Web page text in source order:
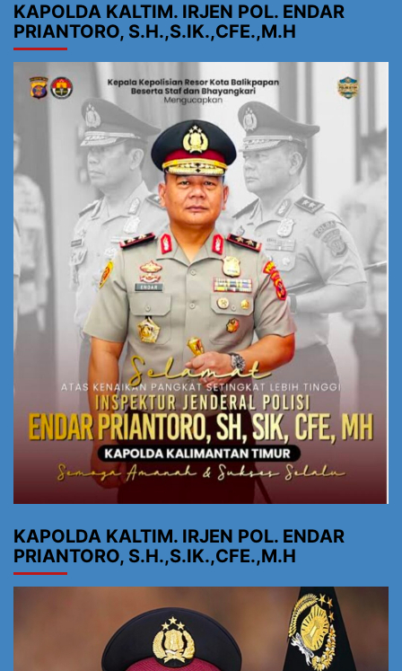
KAPOLDA KALTIM. IRJEN POL. ENDAR
PRIANTORO, S.H.,S.IK.,CFE.,M.H
KAPOLDA KALTIM. IRJEN POL. ENDAR
PRIANTORO, S.H.,S.IK.,CFE.,M.H